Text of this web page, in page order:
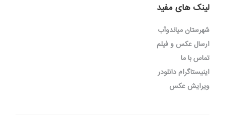
لینک های مفید
شهرستان میاندوآب
ارسال عکس و فیلم
تماس با ما
اینیستاگرام دانلودر
ویرایش عکس